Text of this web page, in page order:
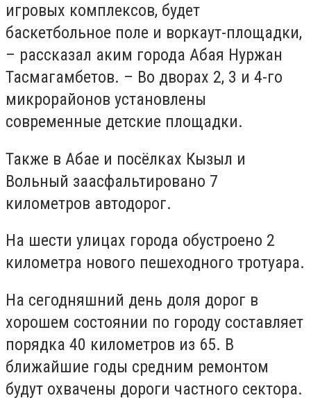
игровых комплексов, будет
баскетбольное поле и воркаут-площадки,
– рассказал аким города Абая Нуржан
Тасмагамбетов. – Во дворах 2, 3 и 4-го
микрорайонов установлены
современные детские площадки.
Также в Абае и посёлках Кызыл и
Вольный заасфальтировано 7
километров автодорог.
На шести улицах города обустроено 2
километра нового пешеходного тротуара.
На сегодняшний день доля дорог в
хорошем состоянии по городу составляет
порядка 40 километров из 65. В
ближайшие годы средним ремонтом
будут охвачены дороги частного сектора.